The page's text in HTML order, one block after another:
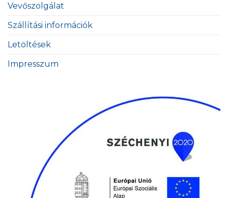
Vevőszolgálat
Szállítási információk
Letöltések
Impresszum